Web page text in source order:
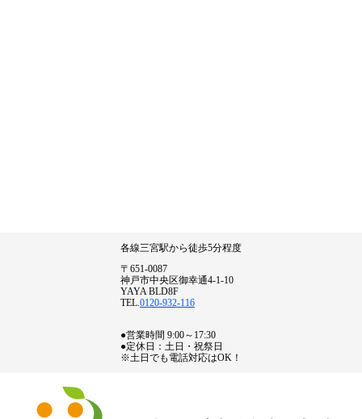
各線三宮駅から徒歩5分程度
〒651-0087
神戸市中央区御幸通4-1-10
YAYA BLD8F
TEL. 0120-932-116
●営業時間 9:00～17:30
●定休日：土日・祝祭日
※土日でも電話対応はOK！